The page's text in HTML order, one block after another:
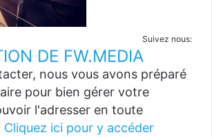
Suivez nous:
DE FW.MEDIA
nous vous avons préparé
pour bien gérer votre
l'adresser en toute
Cliquez ici pour y accéder